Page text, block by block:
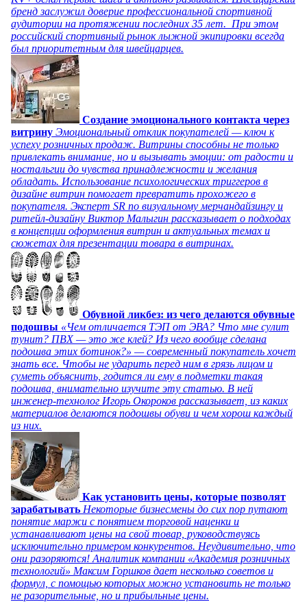
бренд заслужил доверие профессиональной спортивной
аудитории на протяжении последних 35 лет. При этом
российский спортивный рынок лыжной экипировки всегда
был приоритетным для швейцарцев.
Создание эмоционального контакта через
витрину Эмоциональный отклик покупателей — ключ к
успеху розничных продаж. Витрины способны не только
привлекать внимание, но и вызывать эмоции: от радости и
ностальгии до чувства принадлежности и желания
обладать. Использование психологических триггеров в
дизайне витрин помогает превратить прохожего в
покупателя. Эксперт SR по визуальному мерчандайзингу и
ритейл-дизайну Виктор Малыгин рассказывает о подходах
в концепции оформления витрин и актуальных темах и
сюжетах для презентации товара в витринах.
Обувной ликбез: из чего делаются обувные
подошвы «Чем отличается ТЭП от ЭВА? Что мне сулит
тунит? ПВХ — это же клей? Из чего вообще сделана
подошва этих ботинок?» — современный покупатель хочет
знать все. Чтобы не ударить перед ним в грязь лицом и
суметь объяснить, годится ли ему в подметки такая
подошва, внимательно изучите эту статью. В ней
инженер-технолог Игорь Окороков рассказывает, из каких
материалов делаются подошвы обуви и чем хорош каждый
из них.
Как установить цены, которые позволят
зарабатывать Некоторые бизнесмены до сих пор путают
понятие маржи с понятием торговой наценки и
устанавливают цены на свой товар, руководствуясь
исключительно примером конкурентов. Неудивительно, что
они разоряются! Аналитик компании «Академия розничных
технологий» Максим Горшков дает несколько советов и
формул, с помощью которых можно установить не только
не разорительные, но и прибыльные цены.